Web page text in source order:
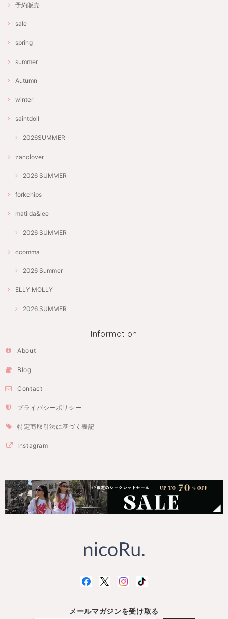
予約販売
sale
spring
summer
Autumn
winter
saintdoll
2026SUMMER
zanclover
2026 SUMMER
forkchips
matilda&lee
2026 SUMMER
ccomma
2026 Summer
ELLY MOLLY
2026 SUMMER
Information
About
Blog
Contact
プライバシーポリシー
特定商取引法に基づく表記
Instagram
メールマガジンを受け取る